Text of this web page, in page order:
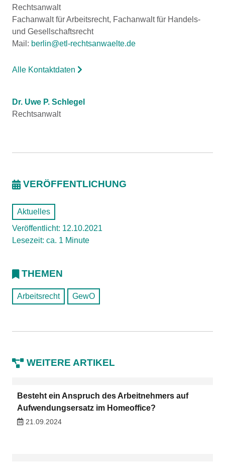
Rechtsanwalt
Fachanwalt für Arbeitsrecht, Fachanwalt für Handels-
und Gesellschaftsrecht
Mail: berlin@etl-rechtsanwaelte.de
Alle Kontaktdaten
Dr. Uwe P. Schlegel
Rechtsanwalt
VERÖFFENTLICHUNG
Aktuelles
Veröffentlicht: 12.10.2021
Lesezeit: ca. 1 Minute
THEMEN
Arbeitsrecht GewO
WEITERE ARTIKEL
Besteht ein Anspruch des Arbeitnehmers auf
Aufwendungsersatz im Homeoffice?
21.09.2024